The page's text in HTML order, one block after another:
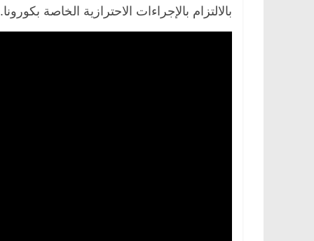
بالالتزام بالإجراءات الاحترازية الخاصة بكورونا.